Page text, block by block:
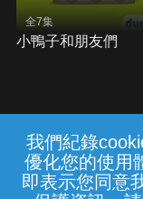
我們紀錄
優化您的使用
即表示您同意
全7集
小鴨子和朋友們
常見問題 線